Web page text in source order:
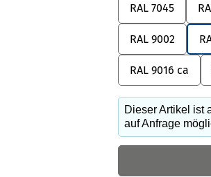
RAL 7045
RAL 9002
RAL 9016 ca
Dieser Artikel ist
auf Anfrage